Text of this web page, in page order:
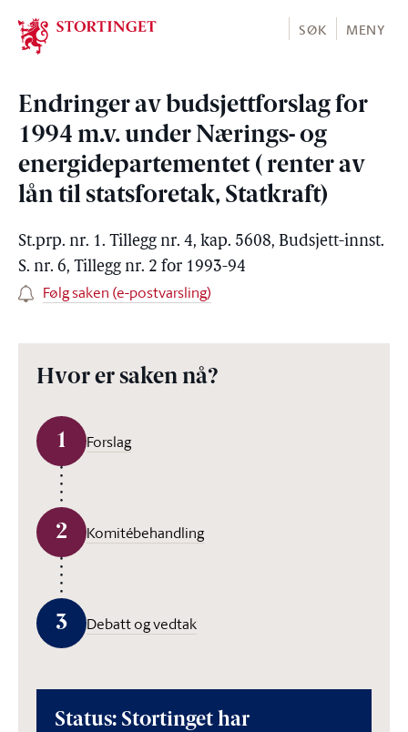
Stortinget.no
SØK MENY
Endringer av budsjettforslag for
1994 m.v. under Nærings- og
energidepartementet ( renter av
lån til statsforetak, Statkraft)
St.prp. nr. 1. Tillegg nr. 4, kap. 5608, Budsjett-innst.
S. nr. 6, Tillegg nr. 2 for 1993-94
Følg saken (e-postvarsling)
Hvor er saken nå?
1 Forslag
2 Komitébehandling
3 Debatt og vedtak
Status: Stortinget har